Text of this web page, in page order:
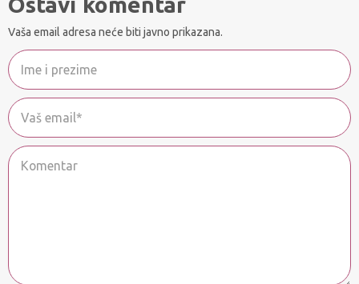
Vaša email adresa neće biti javno prikazana.